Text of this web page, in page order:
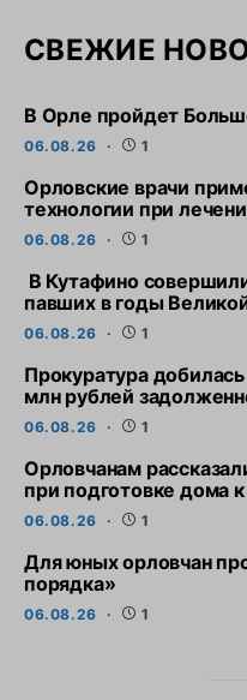
СВЕЖИЕ
В Орле пройдет
06.08.26 1
Орловские врачи
технологии при
06.08.26 1
В Кутафино
павших в годы
06.08.26 1
Прокуратура
млн рублей
06.08.26 1
Орловчанам
при подготовке дома
06.08.26 1
Для юных орловчан
порядка»
06.08.26 1